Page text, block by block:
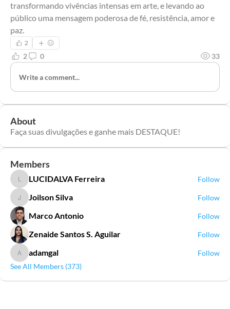
transformando vivências intensas em arte, e levando ao
público uma mensagem poderosa de fé, resistência, amor e
paz.
2
2 0 33
Write a comment...
About
Faça suas divulgações e ganhe mais DESTAQUE!
Members
LUCIDALVA Ferreira
LUCIDALVA Ferreira Follow
Joilson Silva
Joilson Silva Follow
Marco Antonio Follow
Zenaide Santos S. Aguilar Follow
adamgal
adamgal
Follow
See All Members (373)